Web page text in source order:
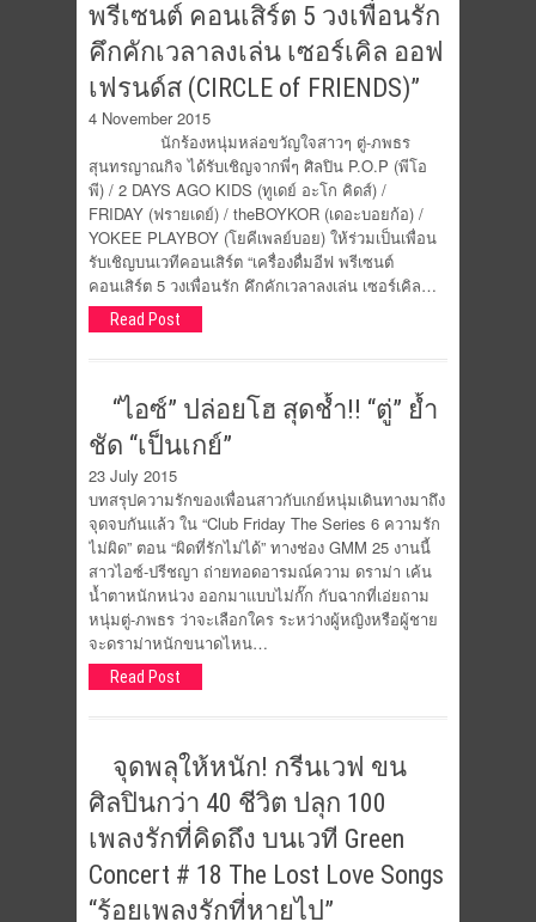
พรีเซนต์ คอนเสิร์ต 5 วงเพื่อนรัก
คึกคักเวลาลงเล่น เซอร์เคิล ออฟ
เฟรนด์ส (CIRCLE of FRIENDS)”
4 November 2015
นักร้องหนุ่มหล่อขวัญใจสาวๆ ตู่-ภพธร
สุนทรญาณกิจ ได้รับเชิญจากพี่ๆ ศิลปิน P.O.P (พีโอ
พี) / 2 DAYS AGO KIDS (ทูเดย์ อะโก คิดส์) /
FRIDAY (ฟรายเดย์) / theBOYKOR (เดอะบอยก้อ) /
YOKEE PLAYBOY (โยคีเพลย์บอย) ให้ร่วมเป็นเพื่อน
รับเชิญบนเวทีคอนเสิร์ต “เครื่องดื่มอีฟ พรีเซนต์
คอนเสิร์ต 5 วงเพื่อนรัก คึกคักเวลาลงเล่น เซอร์เคิล…
Read Post
“ไอซ์” ปล่อยโฮ สุดช้ำ!! “ตู่” ย้ำ
ชัด “เป็นเกย์”
23 July 2015
บทสรุปความรักของเพื่อนสาวกับเกย์หนุ่มเดินทางมาถึง
จุดจบกันแล้ว ใน “Club Friday The Series 6 ความรัก
ไม่ผิด” ตอน “ผิดที่รักไม่ได้” ทางช่อง GMM 25 งานนี้
สาวไอซ์-ปรีชญา ถ่ายทอดอารมณ์ความ ดราม่า เค้น
น้ำตาหนักหน่วง ออกมาแบบไม่กั๊ก กับฉากที่เอ่ยถาม
หนุ่มตู่-ภพธร ว่าจะเลือกใคร ระหว่างผู้หญิงหรือผู้ชาย
จะดราม่าหนักขนาดไหน…
Read Post
จุดพลุให้หนัก! กรีนเวฟ ขน
ศิลปินกว่า 40 ชีวิต ปลุก 100
เพลงรักที่คิดถึง บนเวที Green
Concert # 18 The Lost Love Songs
“ร้อยเพลงรักที่หายไป”